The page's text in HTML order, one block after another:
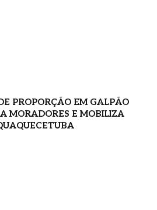
PROPORÇÃO EM GALPÃO
MORADORES E MOBILIZA